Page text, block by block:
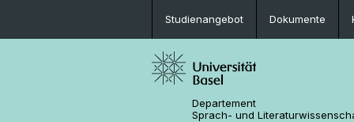
Studienangebot Dokumente
Departement
Sprach- und